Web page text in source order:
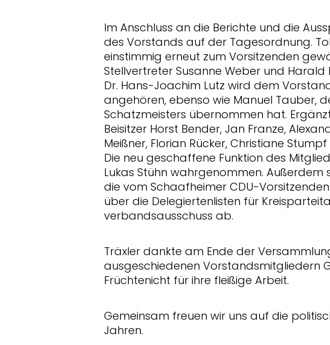
Im Anschluss an die Berichte und die
des Vorstands auf der Tagesordnung.
einstimmig erneut zum Vorsitzenden
Stellvertreter Susanne Weber und
Dr. Hans-Joachim Lutz wird dem
angehören, ebenso wie Manuel Tauber,
Schatzmeisters übernommen hat.
Beisitzer Horst Bender, Jan Franze,
Meißner, Florian Rücker, Christiane
Die neu geschaffene Funktion des
Lukas Stühn wahrgenommen.
die vom Schaafheimer CDU-
über die Delegiertenlisten für
verbandsausschuss ab.
Träxler dankte am Ende der
ausgeschiedenen Vorstandsmitgliedern
Früchtenicht für ihre fleißige Arbeit.
Gemeinsam freuen wir uns auf die
Jahren.